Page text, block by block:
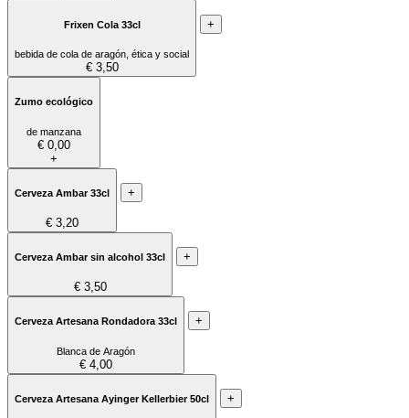
Frixen Cola 33cl
bebida de cola de aragón, ética y social
€ 3,50
+
Zumo ecológico
de manzana
€ 0,00
+
Cerveza Ambar 33cl
€ 3,20
+
Cerveza Ambar sin alcohol 33cl
€ 3,50
+
Cerveza Artesana Rondadora 33cl
Blanca de Aragón
€ 4,00
+
Cerveza Artesana Ayinger Kellerbier 50cl +